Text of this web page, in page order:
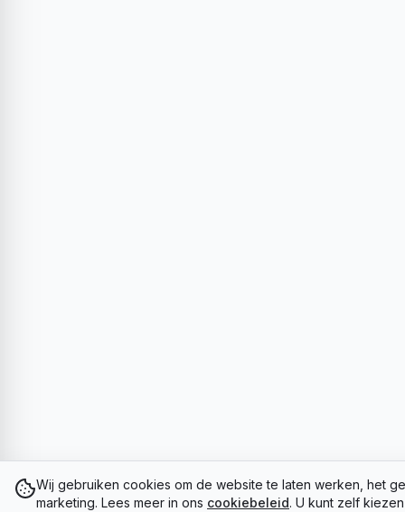
Wij gebruiken cookies om de website te laten werken, het
marketing. Lees meer in ons cookiebeleid. U kunt zelf